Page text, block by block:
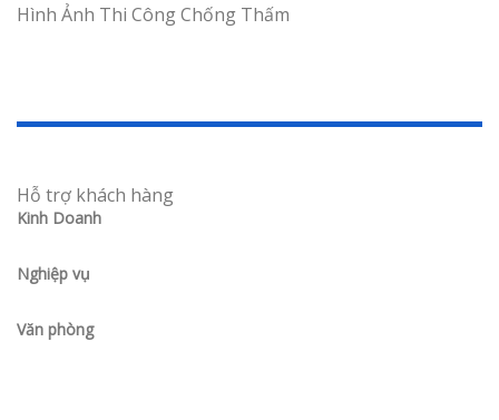
Hình Ảnh Thi Công Chống Thấm
Hỗ trợ khách hàng
Kinh Doanh
Nghiệp vụ
Văn phòng